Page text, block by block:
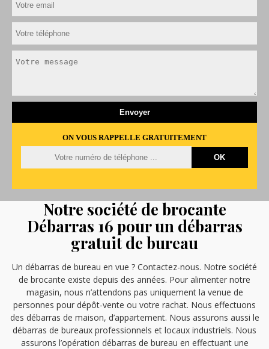
ON VOUS RAPPELLE GRATUITEMENT
Notre société de brocante
Débarras 16 pour un débarras
gratuit de bureau
Un débarras de bureau en vue ? Contactez-nous. Notre société
de brocante existe depuis des années. Pour alimenter notre
magasin, nous n’attendons pas uniquement la venue de
personnes pour dépôt-vente ou votre rachat. Nous effectuons
des débarras de maison, d’appartement. Nous assurons aussi le
débarras de bureaux professionnels et locaux industriels. Nous
assurons l’opération débarras de bureau en effectuant une